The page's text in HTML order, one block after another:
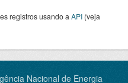
registros usando a API (veja
Nacional de Energia